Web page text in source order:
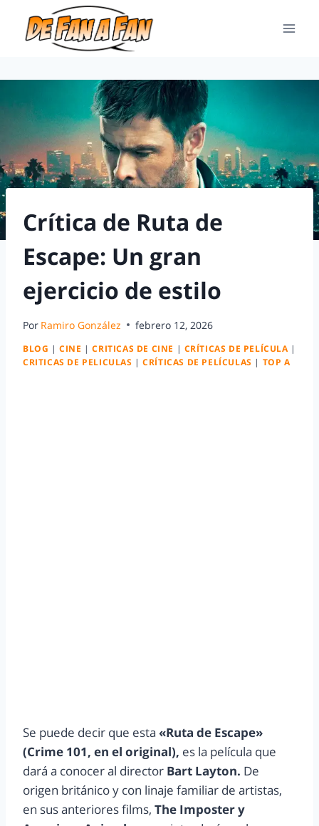
Crítica de Ruta de
Escape: Un gran
ejercicio de estilo
Por Ramiro González febrero 12, 2026
BLOG |CINE |CRITICAS DE CINE | CRÍTICAS DE PELÍCULA |
CRITICAS DE PELICULAS |CRÍTICAS DE PELÍCULAS | TOP A
Se puede decir que esta «Ruta de Escape»
(Crime 101, en el original), es la película que
dará a conocer al director Bart Layton. De
origen británico y con linaje familiar de artistas,
en sus anteriores films, The Imposter y